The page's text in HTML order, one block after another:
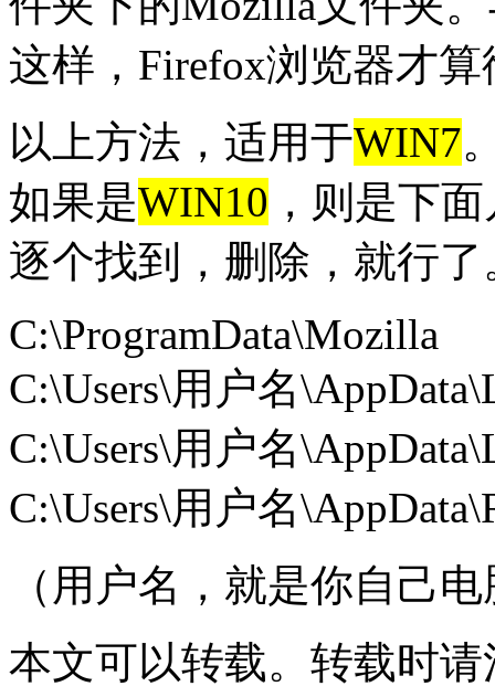
这样，Firefox浏览器才
以上方法，适用于WIN7
如果是WIN10 ，则是下
逐个找到，删除，就行了
C:\ProgramData\Mozilla
C:\Users\用户名
C:\Users\用户名
C:\Users\用户名
（用户名，就是你自己
本文可以转载。转载时